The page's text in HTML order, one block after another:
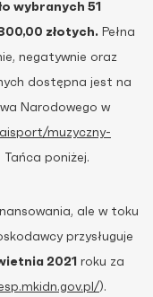
wybranych 51
złotych. Pełna
negatywnie oraz
dostępna jest na
Narodowego w
muzyczny-
poniżej.
ale w toku
przysługuje
2021 roku za
).